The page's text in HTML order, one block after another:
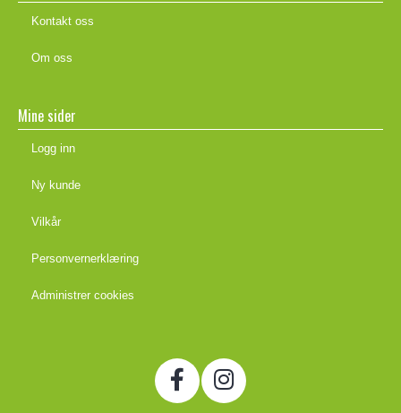
Kontakt oss
Om oss
Mine sider
Logg inn
Ny kunde
Vilkår
Personvernerklæring
Administrer cookies